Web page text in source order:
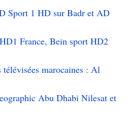
Sport 1 HD sur Badr et AD
France, Bein sport HD2
télévisées marocaines : Al
Abu Dhabi Nilesat et